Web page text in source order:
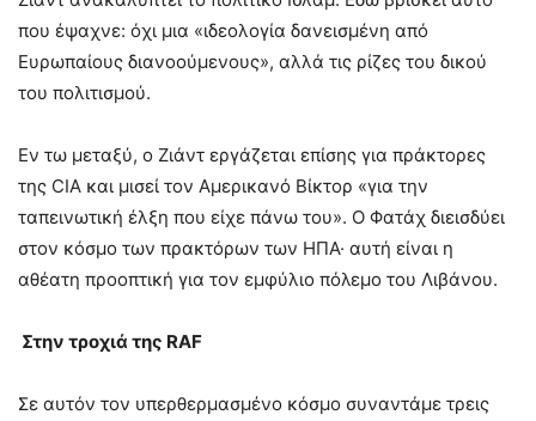
που έψαχνε: όχι μια «ιδεολογία δανεισμένη από
Ευρωπαίους διανοούμενους», αλλά τις ρίζες του δικού
του πολιτισμού.
Εν τω μεταξύ, ο Ζιάντ εργάζεται επίσης για πράκτορες
της CIA και μισεί τον Αμερικανό Βίκτορ «για την
ταπεινωτική έλξη που είχε πάνω του». Ο Φατάχ διεισδύει
στον κόσμο των πρακτόρων των ΗΠΑ· αυτή είναι η
αθέατη προοπτική για τον εμφύλιο πόλεμο του Λιβάνου.
Στην τροχιά της RAF
Σε αυτόν τον υπερθερμασμένο κόσμο συναντάμε τρεις